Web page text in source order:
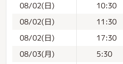
08/02(日) 10:30
08/02(日) 11:30
08/02(日) 17:30
08/03(月) 5:30